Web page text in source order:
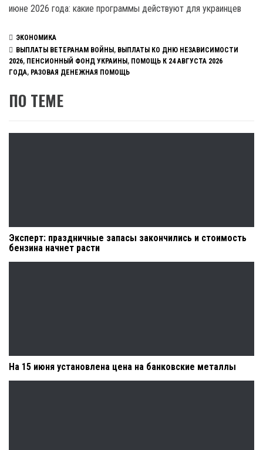
июне 2026 года: какие программы действуют для украинцев
ЭКОНОМИКА
ВЫПЛАТЫ ВЕТЕРАНАМ ВОЙНЫ, ВЫПЛАТЫ КО ДНЮ НЕЗАВИСИМОСТИ
2026, ПЕНСИОННЫЙ ФОНД УКРАИНЫ , ПОМОЩЬ К 24 АВГУСТА 2026
ГОДА, РАЗОВАЯ ДЕНЕЖНАЯ ПОМОЩЬ
ПО ТЕМЕ
Эксперт: праздничные запасы закончились и стоимость
бензина начнет расти
На 15 июня установлена цена на банковские металлы